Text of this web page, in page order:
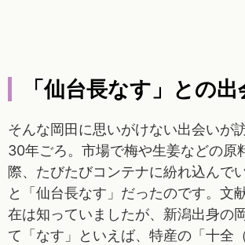
「仙台長なす」との出
そんな岡田に思いがけない出会いが
30年ごろ。市場で梅や生姜などの原
際、たびたびコンテナに紛れ込んで
と「仙台長なす」だったのです。文
在は知っていましたが、新潟出身の
て「なす」といえば、特産の「十全